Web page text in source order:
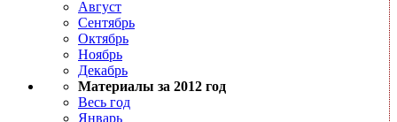
Август
Сентябрь
Октябрь
Ноябрь
Декабрь
Материалы за 2012 год
Весь год
Январь